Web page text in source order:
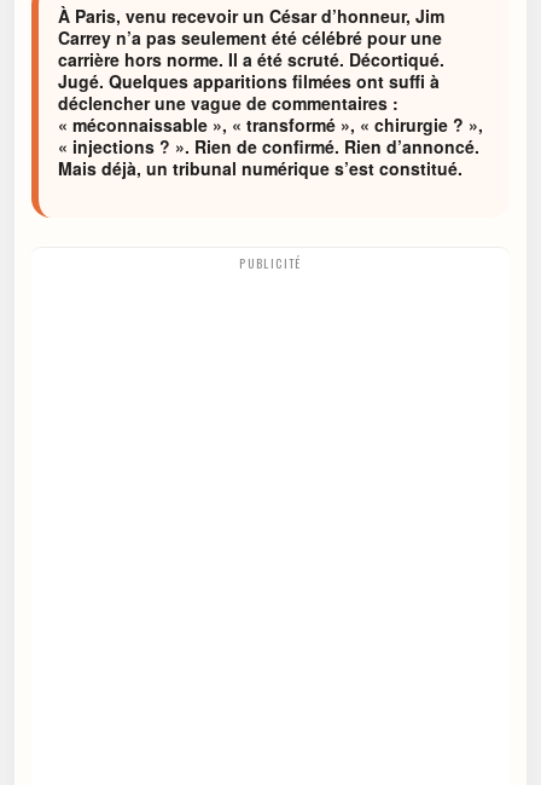
À Paris, venu recevoir un César d’honneur, Jim
Carrey n’a pas seulement été célébré pour une
carrière hors norme. Il a été scruté. Décortiqué.
Jugé. Quelques apparitions filmées ont suffi à
déclencher une vague de commentaires :
« méconnaissable », « transformé », « chirurgie ? »,
« injections ? ». Rien de confirmé. Rien d’annoncé.
Mais déjà, un tribunal numérique s’est constitué.
PUBLICITÉ